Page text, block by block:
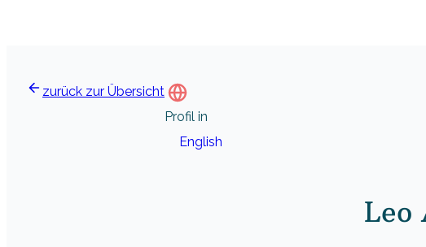
zurück zur Übersicht
Profil in
English
Leo